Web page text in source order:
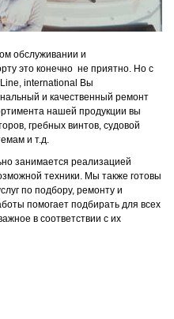
обслуживании и
это конечно не приятно. Но с
international Вы
и качественный ремонт
нашей продукции вы
гребных винтов, судовой
и т.д.
занимается реализацией
техники. Мы также готовы
по подбору, ремонту и
помогает подбирать для всех
в соответствии с их